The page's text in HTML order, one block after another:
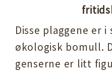
Disse plaggene er
økologisk bomull.
genserne er litt